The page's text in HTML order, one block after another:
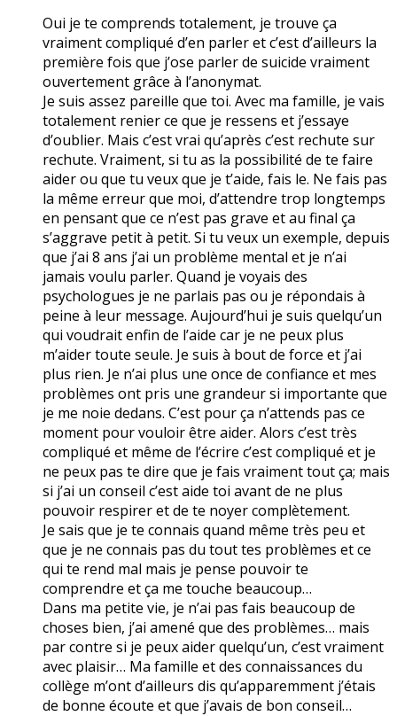
Oui je te comprends totalement, je trouve ça
vraiment compliqué d’en parler et c’est d’ailleurs la
première fois que j’ose parler de suicide vraiment
ouvertement grâce à l’anonymat.
Je suis assez pareille que toi. Avec ma famille, je vais
totalement renier ce que je ressens et j’essaye
d’oublier. Mais c’est vrai qu’après c’est rechute sur
rechute. Vraiment, si tu as la possibilité de te faire
aider ou que tu veux que je t’aide, fais le. Ne fais pas
la même erreur que moi, d’attendre trop longtemps
en pensant que ce n’est pas grave et au final ça
s’aggrave petit à petit. Si tu veux un exemple, depuis
que j’ai 8 ans j’ai un problème mental et je n’ai
jamais voulu parler. Quand je voyais des
psychologues je ne parlais pas ou je répondais à
peine à leur message. Aujourd’hui je suis quelqu’un
qui voudrait enfin de l’aide car je ne peux plus
m’aider toute seule. Je suis à bout de force et j’ai
plus rien. Je n’ai plus une once de confiance et mes
problèmes ont pris une grandeur si importante que
je me noie dedans. C’est pour ça n’attends pas ce
moment pour vouloir être aider. Alors c’est très
compliqué et même de l’écrire c’est compliqué et je
ne peux pas te dire que je fais vraiment tout ça; mais
si j’ai un conseil c’est aide toi avant de ne plus
pouvoir respirer et de te noyer complètement.
Je sais que je te connais quand même très peu et
que je ne connais pas du tout tes problèmes et ce
qui te rend mal mais je pense pouvoir te
comprendre et ça me touche beaucoup…
Dans ma petite vie, je n’ai pas fais beaucoup de
choses bien, j’ai amené que des problèmes… mais
par contre si je peux aider quelqu’un, c’est vraiment
avec plaisir… Ma famille et des connaissances du
collège m’ont d’ailleurs dis qu’apparemment j’étais
de bonne écoute et que j’avais de bon conseil…